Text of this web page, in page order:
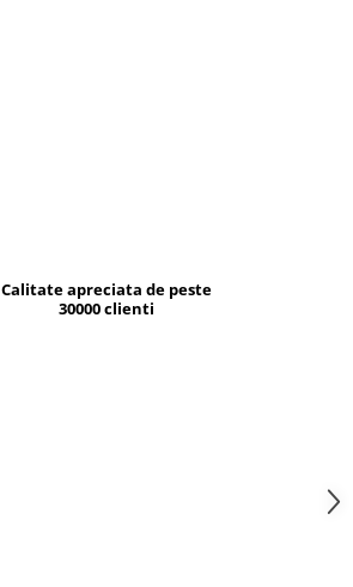
Calitate apreciata de peste
30000 clienti